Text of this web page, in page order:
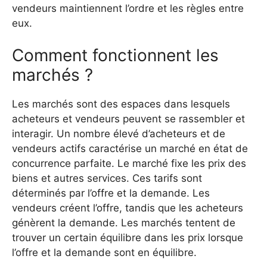
vendeurs maintiennent l’ordre et les règles entre
eux.
Comment fonctionnent les
marchés ?
Les marchés sont des espaces dans lesquels
acheteurs et vendeurs peuvent se rassembler et
interagir. Un nombre élevé d’acheteurs et de
vendeurs actifs caractérise un marché en état de
concurrence parfaite. Le marché fixe les prix des
biens et autres services. Ces tarifs sont
déterminés par l’offre et la demande. Les
vendeurs créent l’offre, tandis que les acheteurs
génèrent la demande. Les marchés tentent de
trouver un certain équilibre dans les prix lorsque
l’offre et la demande sont en équilibre.